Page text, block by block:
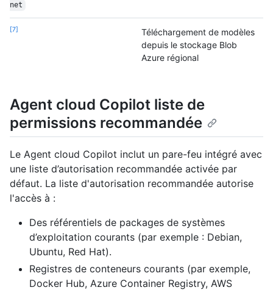
net
7
Téléchargement de modèles
depuis le stockage Blob
Azure régional
Agent cloud Copilot liste de
permissions recommandée
Le Agent cloud Copilot inclut un pare-feu intégré avec
une liste d’autorisation recommandée activée par
défaut. La liste d'autorisation recommandée autorise
l'accès à :
Des référentiels de packages de systèmes
d’exploitation courants (par exemple : Debian,
Ubuntu, Red Hat).
Registres de conteneurs courants (par exemple,
Docker Hub, Azure Container Registry, AWS